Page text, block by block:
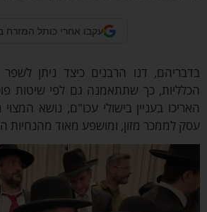
עקבו אחרי כותל המזרח
דנו הרבנים כיצד ניתן לשפר
כך שתתאמנה גם לפי שיטות
בעניין בישולי עכו"ם, נושא המצוי
לממכר מזון, ומושפע מאוד מהנחיות